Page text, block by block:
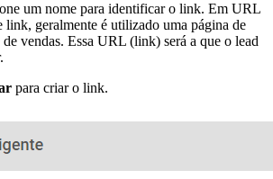
um nome para identificar o link. Em URL
link, geralmente é utilizado uma página de
vendas. Essa URL (link) será a que o lead
para criar o link.